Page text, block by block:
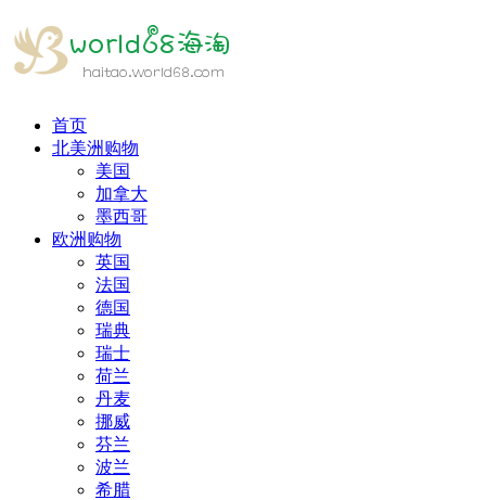
首页
北美洲购物
美国
加拿大
墨西哥
欧洲购物
英国
法国
德国
瑞典
瑞士
荷兰
丹麦
挪威
芬兰
波兰
希腊